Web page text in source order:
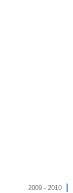
2009 - 2010